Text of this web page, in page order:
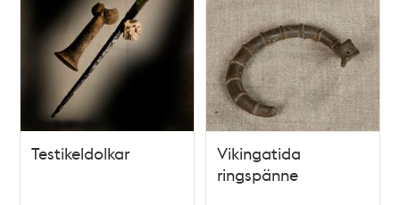
Testikeldolkar
Vikingatida
ringspänne